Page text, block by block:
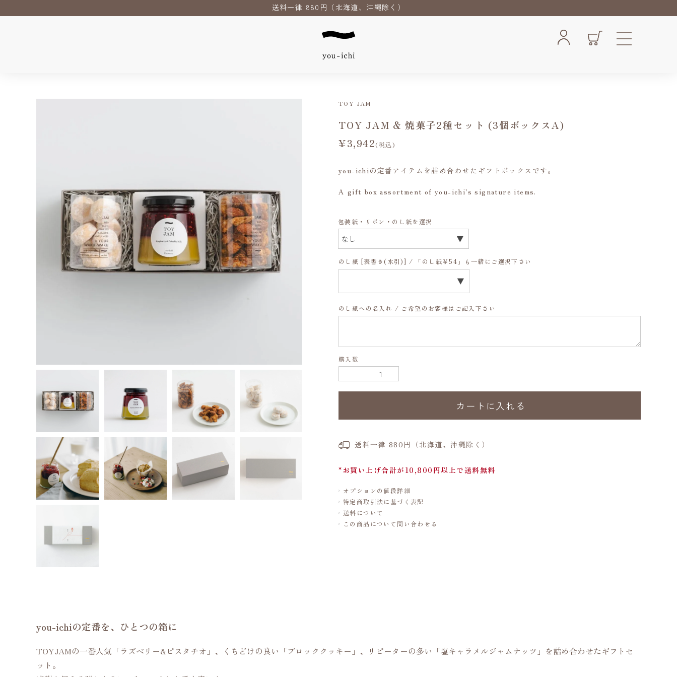
送料一律 880円（北海道、沖縄除く）
TOY JAM
TOY JAM & 焼菓子2種セット (3個ボックスA)
¥3,942(税込)
you-ichiの定番アイテムを詰め合わせたギフトボックスです。
A gift box assortment of you-ichi's signature items.
包装紙・リボン・のし紙を選択
のし紙 [表書き(水引)] / 「のし紙￥54」も一緒にご選択下さい
のし紙への名入れ / ご希望のお客様はご記入下さい
購入数
カートに入れる
送料一律 880円（北海道、沖縄除く）
*お買い上げ合計が10,800円以上で送料無料
オプションの値段詳細
特定商取引法に基づく表記
送料について
この商品について問い合わせる
you-ichiの定番を、ひとつの箱に
TOYJAMの一番人気「ラズベリー&ピスタチオ」、くちどけの良い「ブロッククッキー」、リピーターの多い「塩キャラメルジャムナッツ」を詰め合わせたギフトセ
ット。